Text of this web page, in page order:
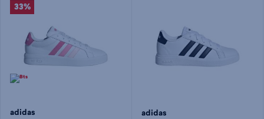
33%
adidas adidas